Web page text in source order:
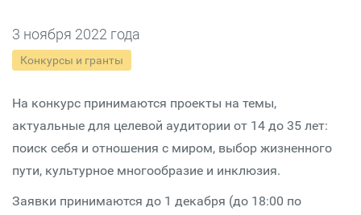
3 ноября 2022 года
Конкурсы и гранты
На конкурс принимаются проекты на темы,
актуальные для целевой аудитории от 14 до 35 лет:
поиск себя и отношения с миром, выбор жизненного
пути, культурное многообразие и инклюзия.
Заявки принимаются до 1 декабря (до 18:00 по